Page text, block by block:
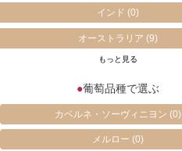
インド(0)
オーストラリア(9)
もっと見る
●葡萄品種で選ぶ
カベルネ・ソーヴィニヨン(0)
メルロー(0)